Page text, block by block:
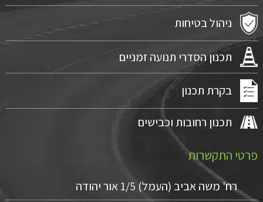
ניהול בטיחות
תכנון הסדרי תנועה זמניים
בקרת תכנון
תכנון רחובות וכבישים
פרטי התקשרות
רח' משה אביב (העמל) 1/5 אור יהודה